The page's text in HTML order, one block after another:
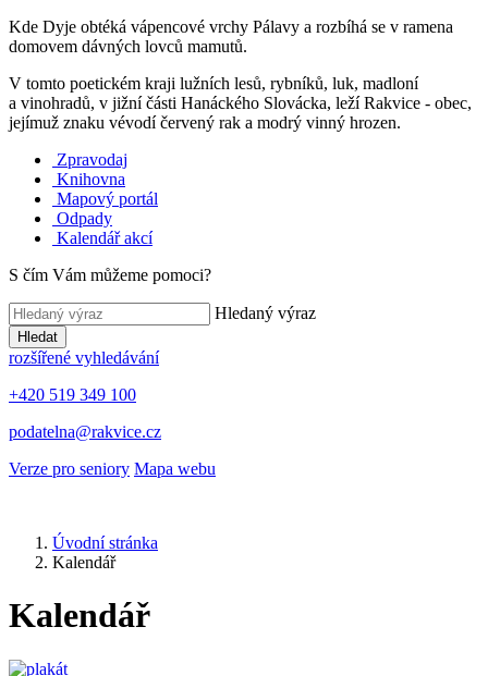
Kde Dyje obtéká vápencové vrchy Pálavy a rozbíhá se v ramena
domovem dávných lovců mamutů.
V tomto poetickém kraji lužních lesů, rybníků, luk, madloní
a vinohradů, v jižní části Hanáckého Slovácka, leží Rakvice - obec,
jejímuž znaku vévodí červený rak a modrý vinný hrozen.
Zpravodaj
Knihovna
Mapový portál
Odpady
Kalendář akcí
S čím Vám můžeme pomoci?
Hledaný výraz
Hledat
rozšířené vyhledávání
+420 519 349 100
podatelna@rakvice.cz
Verze pro seniory Mapa webu
Úvodní stránka
Kalendář
Kalendář